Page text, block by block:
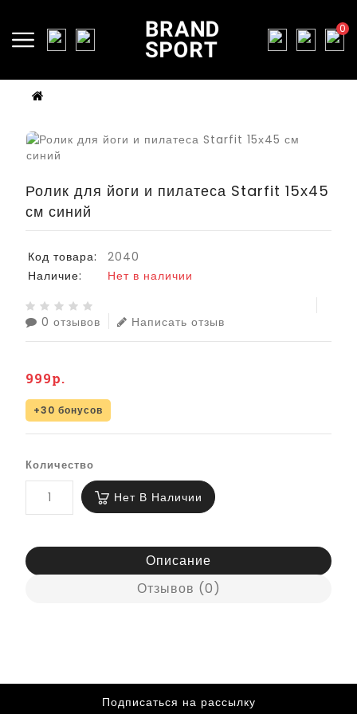
0
Ролик для йоги и пилатеса Starfit 15х45
см синий
Код товара:
2040
Наличие:
Нет в наличии
0 отзывов Написать отзыв
999р.
+30 бонусов
Количество
Нет В Наличии
Описание
Отзывов (0)
Подписаться на рассылку